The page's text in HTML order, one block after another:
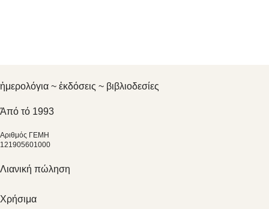
ἡμερολόγια ~ ἐκδόσεις ~ βιβλιοδεσίες
Ἀπό τό 1993
Αριθμός ΓΕΜΗ
121905601000
Λιανική πώληση
Χρήσιμα